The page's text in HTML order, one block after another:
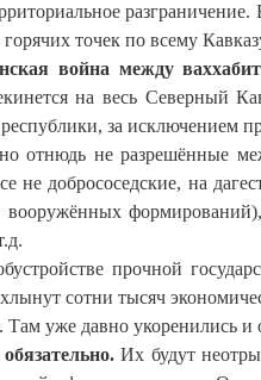
точек по всему
война между
на весь Северный
за исключением
отнюдь не разрешённые
добрососедские, на
формирований),
прочной
сотни тысяч
уже давно укоренились и
Их будут